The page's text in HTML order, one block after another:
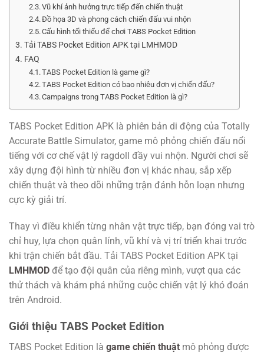
Vũ khí ảnh hưởng trực tiếp đến chiến thuật
Đồ họa 3D và phong cách chiến đấu vui nhộn
Cấu hình tối thiểu để chơi TABS Pocket Edition
Tải TABS Pocket Edition APK tại LMHMOD
FAQ
TABS Pocket Edition là game gì?
TABS Pocket Edition có bao nhiêu đơn vị chiến đấu?
Campaigns trong TABS Pocket Edition là gì?
TABS Pocket Edition APK là phiên bản di động của Totally
Accurate Battle Simulator, game mô phỏng chiến đấu nổi
tiếng với cơ chế vật lý ragdoll đầy vui nhộn. Người chơi sẽ
xây dựng đội hình từ nhiều đơn vị khác nhau, sắp xếp
chiến thuật và theo dõi những trận đánh hỗn loạn nhưng
cực kỳ giải trí.
Thay vì điều khiển từng nhân vật trực tiếp, bạn đóng vai trò
chỉ huy, lựa chọn quân lính, vũ khí và vị trí triển khai trước
khi trận chiến bắt đầu. Tải TABS Pocket Edition APK tại
LMHMOD để tạo đội quân của riêng mình, vượt qua các
thử thách và khám phá những cuộc chiến vật lý khó đoán
trên Android.
Giới thiệu TABS Pocket Edition
TABS Pocket Edition là game chiến thuật mô phỏng được